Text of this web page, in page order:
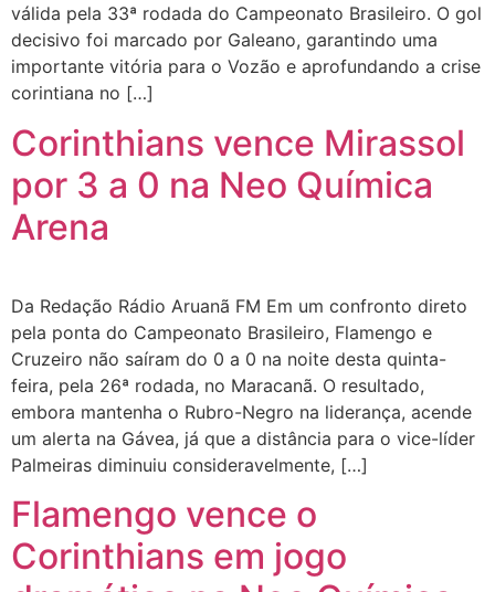
válida pela 33ª rodada do Campeonato Brasileiro. O gol
decisivo foi marcado por Galeano, garantindo uma
importante vitória para o Vozão e aprofundando a crise
corintiana no […]
Corinthians vence Mirassol
por 3 a 0 na Neo Química
Arena
Da Redação Rádio Aruanã FM Em um confronto direto
pela ponta do Campeonato Brasileiro, Flamengo e
Cruzeiro não saíram do 0 a 0 na noite desta quinta-
feira, pela 26ª rodada, no Maracanã. O resultado,
embora mantenha o Rubro-Negro na liderança, acende
um alerta na Gávea, já que a distância para o vice-líder
Palmeiras diminuiu consideravelmente, […]
Flamengo vence o
Corinthians em jogo